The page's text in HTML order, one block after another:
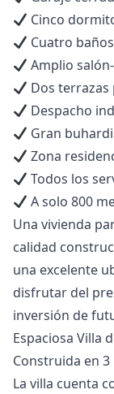
Cinco
Cuatro
Amplio
Dos
Despacho
Gran
Zona
Todos los
A solo 800
Una vivienda
‌calidad
‌una excelente
disfrutar ‌del
‌inversión ‌de
Espaciosa Villa
Construida en
La villa cuenta